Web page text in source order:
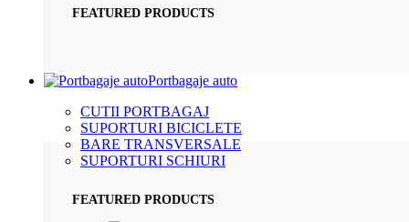
FEATURED PRODUCTS
Portbagaje auto
CUTII PORTBAGAJ
SUPORTURI BICICLETE
BARE TRANSVERSALE
SUPORTURI SCHIURI
FEATURED PRODUCTS